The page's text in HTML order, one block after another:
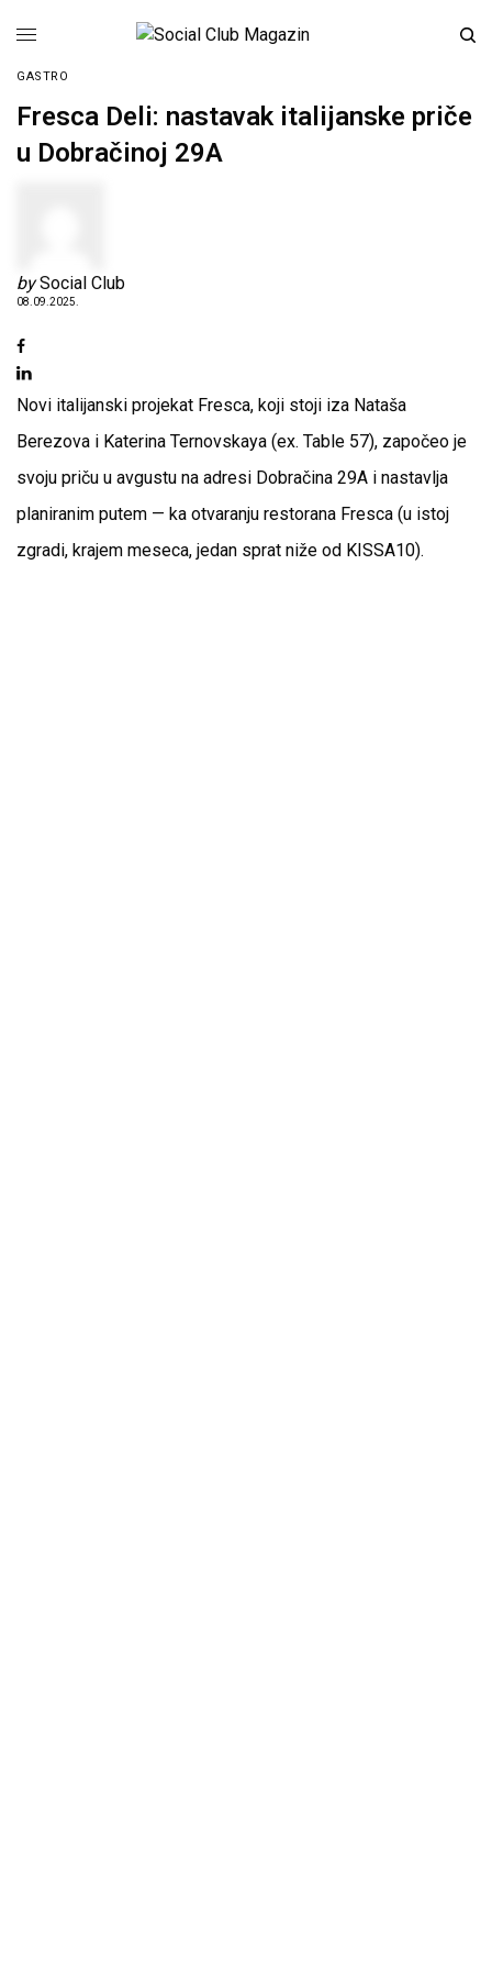
GASTRO
Fresca Deli: nastavak italijanske priče
u Dobračinoj 29A
by Social Club
08.09.2025.
Novi italijanski projekat Fresca, koji stoji iza Nataša
Berezova i Katerina Ternovskaya (ex. Table 57), započeo je
svoju priču u avgustu na adresi Dobračina 29A i nastavlja
planiranim putem — ka otvaranju restorana Fresca (u istoj
zgradi, krajem meseca, jedan sprat niže od KISSA10).